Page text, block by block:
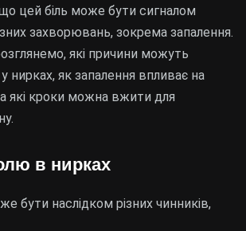
цей біль може бути сигналом
захворювань, зокрема запалення.
які причини можуть
нирках, як запалення впливає на
які кроки можна вжити для
в нирках
бути наслідком різних чинників,